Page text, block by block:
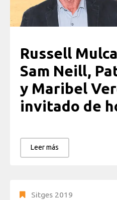
Russell
Sam Neill,
y Maribel
invitado de
Leer más
Sitges 2019